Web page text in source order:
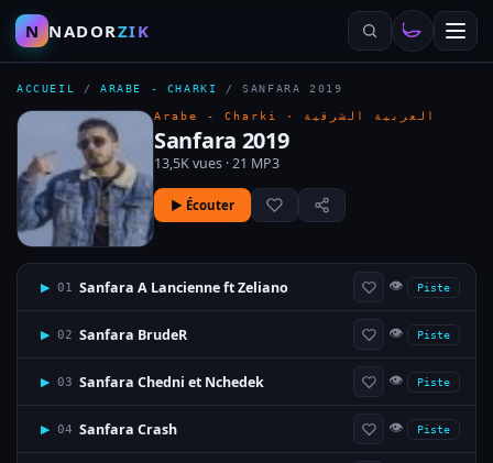
N NADORZIK
ACCUEIL /ARABE - CHARKI /SANFARA 2019
Arabe - Charki · العربية الشرقية
Sanfara 2019
13,5K vues · 21 MP3
▶ Écouter
▶ 01 Sanfara A Lancienne ft Zeliano 👁 Piste
▶ 02 Sanfara BrudeR 👁 Piste
▶ 03 Sanfara Chedni et Nchedek 👁 Piste
▶ 04 Sanfara Crash 👁 Piste